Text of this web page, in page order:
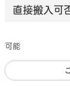
直接搬入可
可能